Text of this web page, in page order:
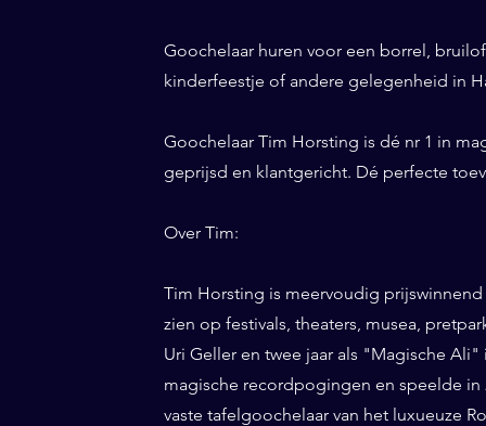
Goochelaar huren voor een borrel,
kinderfeestje of andere gelegenheid in
Goochelaar Tim Horsting is dé nr 1 in
geprijsd en klantgericht. Dé perfecte
Over Tim:
Tim Horsting is meervoudig
zien op festivals, theaters, musea,
Uri Geller en twee jaar als "Magische
magische recordpogingen en speelde in
vaste tafelgoochelaar van het luxueuze